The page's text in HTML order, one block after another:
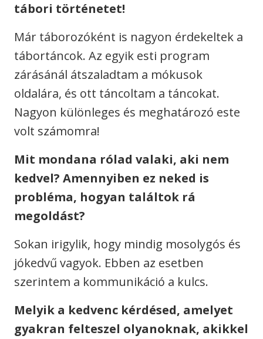
tábori történetet!
Már táborozóként is nagyon érdekeltek a
tábortáncok. Az egyik esti program
zárásánál átszaladtam a mókusok
oldalára, és ott táncoltam a táncokat.
Nagyon különleges és meghatározó este
volt számomra!
Mit mondana rólad valaki, aki nem
kedvel? Amennyiben ez neked is
probléma, hogyan találtok rá
megoldást?
Sokan irigylik, hogy mindig mosolygós és
jókedvű vagyok. Ebben az esetben
szerintem a kommunikáció a kulcs.
Melyik a kedvenc kérdésed, amelyet
gyakran felteszel olyanoknak, akikkel